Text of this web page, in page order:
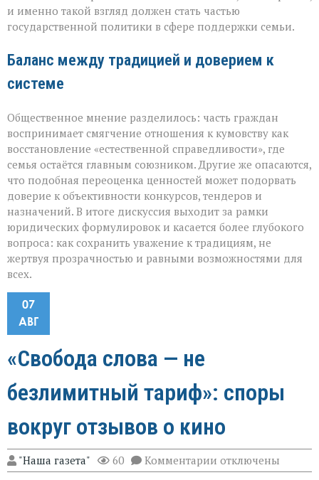
и именно такой взгляд должен стать частью
государственной политики в сфере поддержки семьи.
Баланс между традицией и доверием к
системе
Общественное мнение разделилось: часть граждан
воспринимает смягчение отношения к кумовству как
восстановление «естественной справедливости», где
семья остаётся главным союзником. Другие же опасаются,
что подобная переоценка ценностей может подорвать
доверие к объективности конкурсов, тендеров и
назначений. В итоге дискуссия выходит за рамки
юридических формулировок и касается более глубокого
вопроса: как сохранить уважение к традициям, не
жертвуя прозрачностью и равными возможностями для
всех.
07
АВГ
«Свобода слова — не
безлимитный тариф»: споры
вокруг отзывов о кино
"Наша газета" 60 Комментарии к
записи
отключены